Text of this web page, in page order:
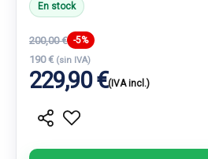
En stock
200,00 € -5%
190 € (sin IVA)
229,90 €(IVA incl.)